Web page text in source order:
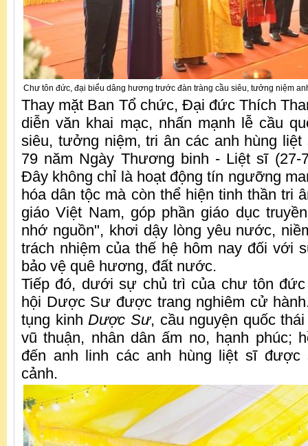
Chư tôn đức, đại biểu dâng hương trước đàn tràng cầu siêu, tưởng niệm
Thay mặt Ban Tổ chức, Đại đức Thích
diễn văn khai mạc, nhấn mạnh lễ cầu
siêu, tưởng niệm, tri ân các anh hùng
79 năm Ngày Thương binh - Liệt sĩ (27-
Đây không chỉ là hoạt động tín ngưỡng
hóa dân tộc mà còn thể hiện tinh thần tri
giáo Việt Nam, góp phần giáo dục
nhớ nguồn", khơi dậy lòng yêu nước,
trách nhiệm của thế hệ hôm nay đối với
bảo vệ quê hương, đất nước.
Tiếp đó, dưới sự chủ trì của chư tôn
hội Dược Sư được trang nghiêm cử
tụng kinhDược Sư, cầu nguyện quốc
vũ thuận, nhân dân ấm no, hạnh phúc;
đến anh linh các anh hùng liệt sĩ được
cảnh.